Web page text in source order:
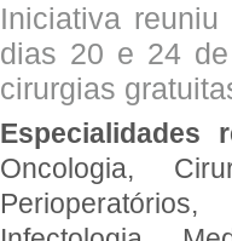
Iniciativa
dias 20 e 24
cirurgias
Especialidades
Oncologia,